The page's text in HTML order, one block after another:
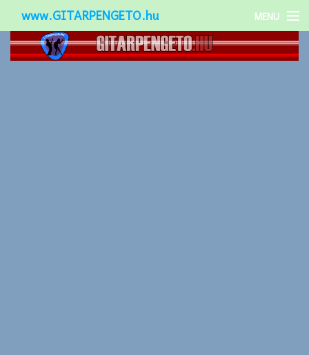
www.GITARPENGETO.hu MENU
Népszerű-